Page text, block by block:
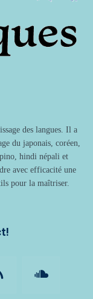
des langues. Il a
du japonais, coréen,
hindi népali et
avec efficacité une
pour la maîtriser.